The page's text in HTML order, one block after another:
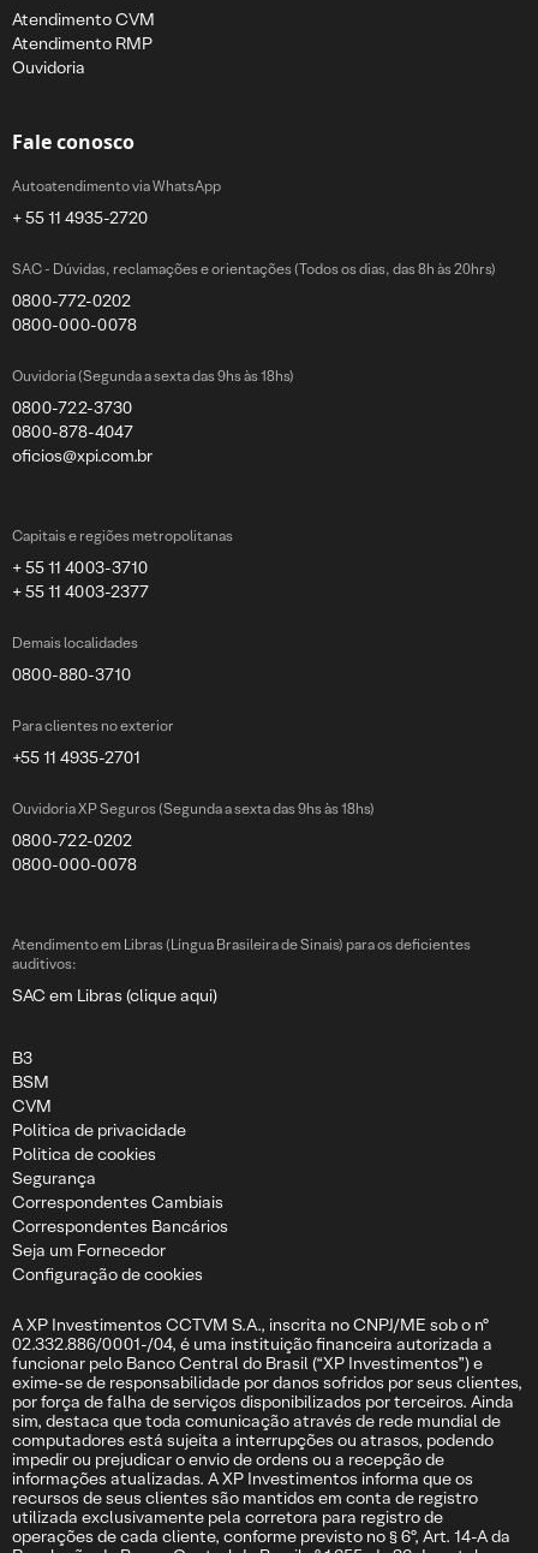
Atendimento CVM
Atendimento RMP
Ouvidoria
Fale conosco
Autoatendimento via WhatsApp
+ 55 11 4935-2720
SAC - Dúvidas, reclamações e orientações (Todos os dias, das 8h às 20hrs)
0800-772-0202
0800-000-0078
Ouvidoria (Segunda a sexta das 9hs às 18hs)
0800-722-3730
0800-878-4047
oficios@xpi.com.br
Capitais e regiões metropolitanas
+ 55 11 4003-3710
+ 55 11 4003-2377
Demais localidades
0800-880-3710
Para clientes no exterior
+55 11 4935-2701
Ouvidoria XP Seguros (Segunda a sexta das 9hs às 18hs)
0800-722-0202
0800-000-0078
Atendimento em Libras (Língua Brasileira de Sinais) para os deficientes
auditivos:
SAC em Libras (clique aqui)
B3
BSM
CVM
Politica de privacidade
Politica de cookies
Segurança
Correspondentes Cambiais
Correspondentes Bancários
Seja um Fornecedor
Configuração de cookies
A XP Investimentos CCTVM S.A., inscrita no CNPJ/ME sob o nº
02.332.886/0001-/04, é uma instituição financeira autorizada a
funcionar pelo Banco Central do Brasil (“XP Investimentos”) e
exime-se de responsabilidade por danos sofridos por seus clientes,
por força de falha de serviços disponibilizados por terceiros. Ainda
sim, destaca que toda comunicação através de rede mundial de
computadores está sujeita a interrupções ou atrasos, podendo
impedir ou prejudicar o envio de ordens ou a recepção de
informações atualizadas. A XP Investimentos informa que os
recursos de seus clientes são mantidos em conta de registro
utilizada exclusivamente pela corretora para registro de
operações de cada cliente, conforme previsto no § 6º, Art. 14-A da